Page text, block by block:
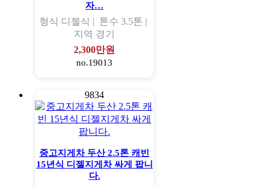
자…
형식 디젤식 | 톤수 3.5톤 |
지역 경기
2,300만원
no.19013
9834
중고지게차 두산 2.5톤 캐빈
15년식 디젤지게차 싸게 팝니
다.